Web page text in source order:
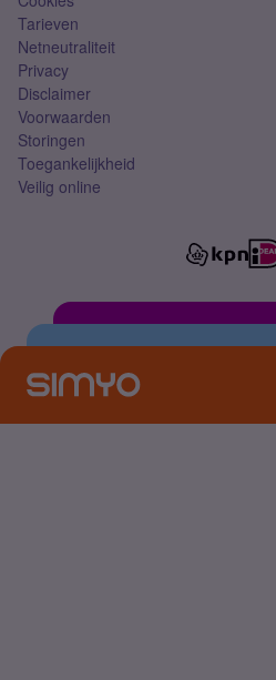
Tarieven
Netneutraliteit
Privacy
Disclaimer
Voorwaarden
Storingen
Toegankelijkheid
Veilig online